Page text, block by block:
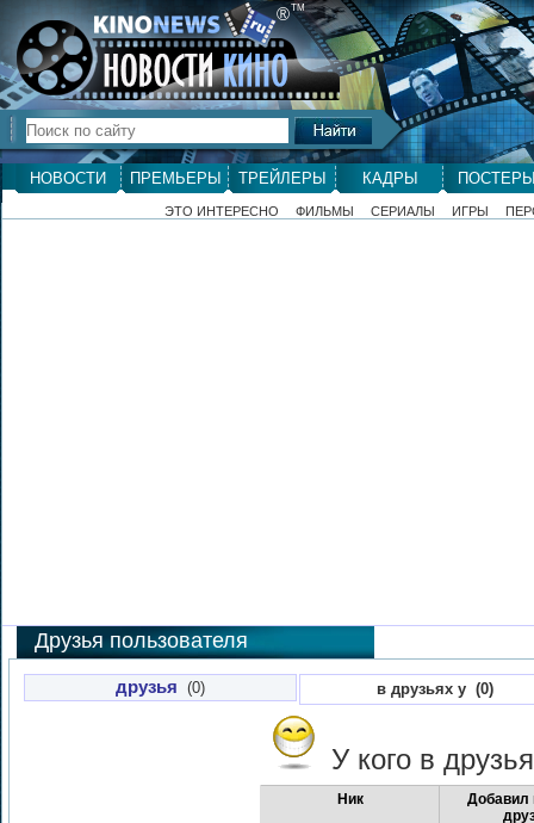
®ТМ
НОВОСТИ ПРЕМЬЕРЫ ТРЕЙЛЕРЫ КАДРЫ
ЭТО ИНТЕРЕСНО ФИЛЬМЫ СЕРИАЛЫ ИГРЫ
Друзья пользователя
друзья (0) в друзьях у (0)
У кого в
Ник
Добавил